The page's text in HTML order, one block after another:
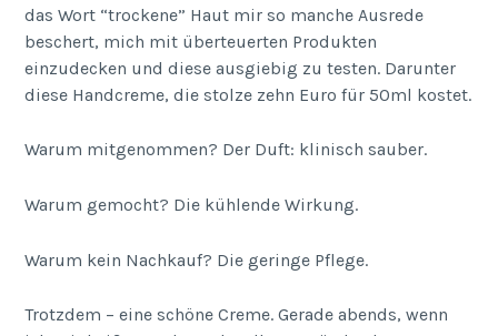
das Wort “trockene” Haut mir so manche Ausrede
beschert, mich mit überteuerten Produkten
einzudecken und diese ausgiebig zu testen. Darunter
diese Handcreme, die stolze zehn Euro für 50ml kostet.
Warum mitgenommen? Der Duft: klinisch sauber.
Warum gemocht? Die kühlende Wirkung.
Warum kein Nachkauf? Die geringe Pflege.
Trotzdem – eine schöne Creme. Gerade abends, wenn